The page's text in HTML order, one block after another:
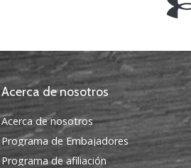
Acerca de nosotros
Acerca de nosotros
Programa de Embajadores
Programa de afiliación